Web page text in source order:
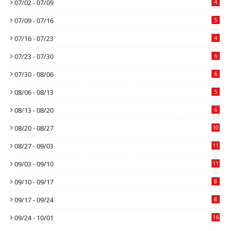
07/02 - 07/09 4
07/09 - 07/16 5
07/16 - 07/23 4
07/23 - 07/30 6
07/30 - 08/06 6
08/06 - 08/13 5
08/13 - 08/20 6
08/20 - 08/27 10
08/27 - 09/03 11
09/03 - 09/10 11
09/10 - 09/17 8
09/17 - 09/24 8
09/24 - 10/01 16